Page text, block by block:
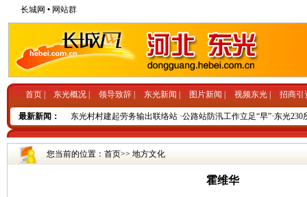
长城网 • 网站群
首页| 东光概况| 领导致辞| 东光新闻 图片新闻 视频东光| 招商引
最新新闻：
创先争优”载体 东光村村建起劳务输出联络站·公路站防汛工作立足“早”·东光230所
您当前的位置： 首页>> 地方文化
霍维华